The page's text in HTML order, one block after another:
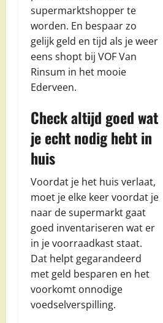
supermarktshopper te
worden. En bespaar zo
gelijk geld en tijd als je weer
eens shopt bij VOF Van
Rinsum in het mooie
Ederveen.
Check altijd goed wat
je echt nodig hebt in
huis
Voordat je het huis verlaat,
moet je elke keer voordat je
naar de supermarkt gaat
goed inventariseren wat er
in je voorraadkast staat.
Dat helpt gegarandeerd
met geld besparen en het
voorkomt onnodige
voedselverspilling.